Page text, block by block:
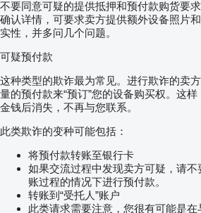
不要同意可疑的提供抵押和预付款购货要
确认详情，可要求卖方提供额外设备照片
实性，并多问几个问题。
可疑预付款
这种类型的欺诈最为常见。进行欺诈的卖
量的预付款来“预订”您的设备购买权。这
金钱后消失，不再与您联系。
此类欺诈的变种可能包括：
将预付款转账至银行卡
如果交流过程中发现卖方可疑，请
账过程的情况下进行预付款。
转账到“受托人”账户
此类请求需要注意，您很有可能是在